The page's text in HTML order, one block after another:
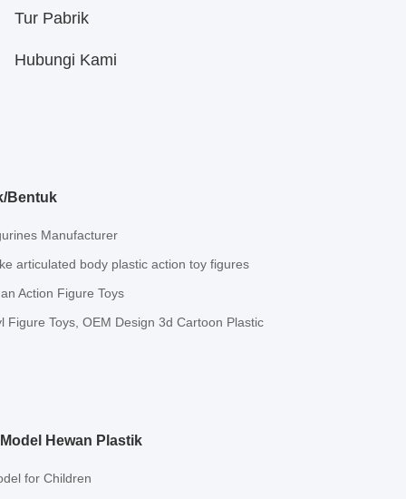
Tur Pabrik
Hubungi Kami
Bentuk
Manufacturer
articulated body plastic action toy figures
Action Figure Toys
Figure Toys, OEM Design 3d Cartoon Plastic
Hewan Plastik
for Children